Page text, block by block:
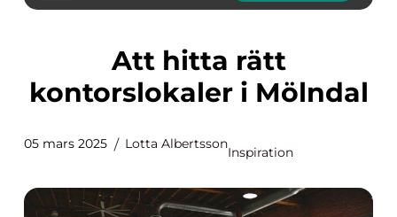
Att hitta rätt
kontorslokaler i Mölndal
05 mars 2025 Lotta Albertsson
Inspiration